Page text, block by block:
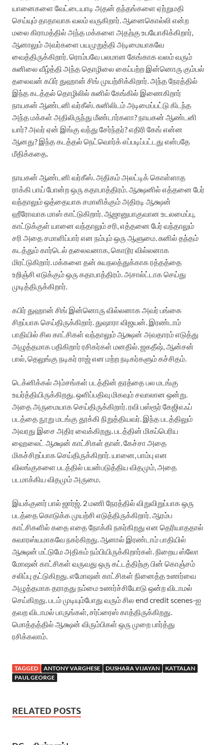
யானைகளை வேட்டையாடி அதன் தந்தங்களை ஏற்றுமதி
செய்யும் தாதாவாக வலம் வருகிறார். ஆனைகொல்லி என்ற
மலை கிராமத்தில் அந்த மக்களை அதற்கு உபயோகிக்கிறார்,
ஆனாலும் அவர்களை பயமுறுத்தி அடிமையாகவே
வைத்திருக்கிறார். ரொம்பவே பலமான கேங்காக வலம் வரும்
சுனிலை வீழ்த்தி அந்த தொழிலை கைப்பற்ற இன்னொரு கும்பல்
தலைவன் கபிர் துஹான் சிங் முயற்சிக்கிறார். அந்த நேரத்தில்
இந்த கடத்தல் தொழிலில் சுனில் கேங்கில் இணைகிறார்
நாயகன் ஆண்டனி வர்கீஸ். சுனிலிடம் அடிமைப்பட்டு கிடந்த
அந்த மக்கள் அதிலிருந்து மீண்டார்களா? நாயகன் ஆண்டனி
யார்? அவர் ஏன் இங்கு வந்து சேர்ந்தர்? எதிரி கேங் என்ன
ஆனது? இந்த கடத்தல் நெட்வொர்க் எப்படிப்பட்டது என்பதே
மீதிக்கதை.
நாயகன் ஆண்டனி வர்கீஸ். அதிகம் அலட்டிக் கொள்ளாத
ராக்கி பாய் போன்ற ஒரு கதாபாத்திரம். ஆக்ஷனில் எத்தனை பேர்
வந்தாலும் ஒத்தையாக சமாளிக்கும் அதிரடி ஆக்ஷன்
ஹீரோவாக மாஸ் காட்டுகிறார். ஆஜானுபாகுவான உடலமைப்பு,
காட்டுக்குள் யானை வந்தாலும் சரி, எத்தனை பேர் வந்தாலும்
சரி அதை சமாளிப்பார் என நம்பும் ஒரு ஆளுமை. சுனில் தந்தம்
கடத்தும் கார்டெல் தலைவனாக, கொடூர வில்லனாக
மிரட்டுகிறார். மக்களை தன் சுயநலத்துக்காக ரத்தத்தை
உறிஞ்சி எடுக்கும் ஒரு கதாபாத்திரம். அசால்ட்டாக செய்து
முடித்திருக்கிறார்.
கபிர் துஹான் சிங் இன்னொரு வில்லனாக அவர் பங்கை
சிறப்பாக செய்திருக்கிறார். துஷாரா விஜயன். இரண்டாம்
பாதியில் சில காட்சிகள் வந்தாலும் ஆக்ஷன் அவதாரம் எடுத்து
அழுத்தமாக பதிகிறார் ரசிகர்கள் மனதில். ஜகதீஷ், ஆன்சன்
பால், தெலுங்கு நடிகர் ராஜ் என மற்ற நடிகர்களும் கச்சிதம்.
டெக்னிக்கல் அம்சங்கள் படத்தின் தரத்தை பல மடங்கு
உயர்த்தியிருக்கிறது. ஒளிப்பதிவு மிகவும் சவாலான ஒன்று.
அதை அருமையாக செய்திருக்கிறார். ரவி பஸ்ரூர் கேஜிஎஃப்
படத்தை நூறு மடங்கு தூக்கி நிறுத்தியவர். இந்த படத்திலும்
அவரது இசை அதிர வைக்கிறது. படத்தின் மிகப்பெரிய
ஹைலைட் ஆக்ஷன் காட்சிகள் தான். கேச்சா அதை
மிகச்சிறப்பாக செய்திருக்கிறார். யானை, பாம்பு என
விலங்குகளை படத்தில் பயன்படுத்திய விதமும், அதை
படமாக்கிய விதமும் அருமை.
இயக்குனர் பால் ஜார்ஜ். 2 மணி நேரத்தில் விறுவிறுப்பாக ஒரு
படத்தை கொடுக்க முயற்சி எடுத்திருக்கிறார். ஆரம்ப
காட்சிகளில் கதை எதை நோக்கி நகர்கிறது என தெரியாததால்
சுவாரஸ்யமாகவே நகர்கிறது. ஆனால் இரண்டாம் பாதியில்
ஆக்ஷன் மட்டுமே அதிகம் நம்பியிருக்கிறார்கள். நிறைய ஸ்லோ
மோஷன் காட்சிகள் வருவது ஒரு கட்டத்திற்கு பின் கொஞ்சம்
சலிப்பு தட்டுகிறது. எமோஷன் காட்சிகள் நினைத்த உணர்வை
அழுத்தமாக தராதது நம்மை உணர்ச்சியோடு ஒன்ற விடாமல்
செய்கிறது. படம் முடியும்போது வரும் சில end credit scenes-ஐ
தவற விடாமல் பாருங்கள், சர்ப்ரைஸ் காத்திருக்கிறது.
மொத்தத்தில் ஆக்ஷன் விரும்பிகள் ஒரு முறை பார்த்து
ரசிக்கலாம்.
TAGGED ANTONY VARGHESE DUSHARA VIJAYAN
KATTALAN
PAUL GEORGE
RELATED POSTS